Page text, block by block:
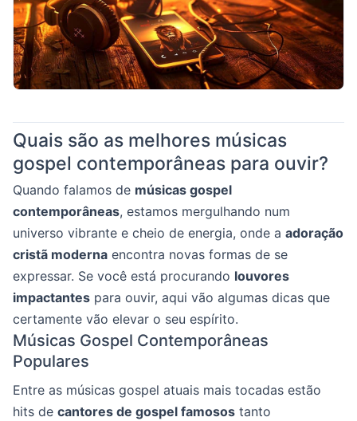
Quais são as melhores músicas
gospel contemporâneas para ouvir?
Quando falamos de músicas gospel
contemporâneas, estamos mergulhando num
universo vibrante e cheio de energia, onde a adoração
cristã moderna encontra novas formas de se
expressar. Se você está procurando louvores
impactantes para ouvir, aqui vão algumas dicas que
certamente vão elevar o seu espírito.
Músicas Gospel Contemporâneas
Populares
Entre as músicas gospel atuais mais tocadas estão
hits de cantores de gospel famosos tanto